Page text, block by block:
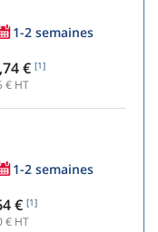
1-2 semaines
€ [1]
€ HT
1-2 semaines
€ [1]
€ HT